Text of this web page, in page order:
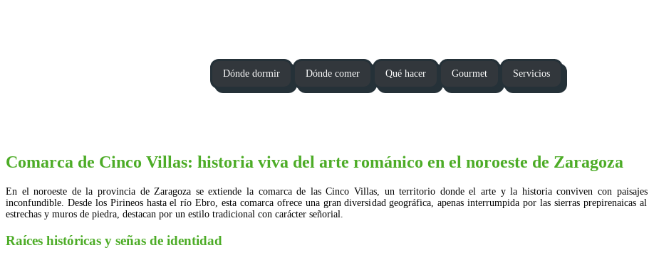
Dónde dormir Dónde comer Qué hacer Gourmet Servicios
Comarca de Cinco Villas: historia viva del arte románico en el noroeste de Zaragoza
En el noroeste de la provincia de Zaragoza se extiende la comarca de las Cinco Villas, un territorio donde el arte y la historia conviven con
inconfundible. Desde los Pirineos hasta el río Ebro, esta comarca ofrece una gran diversidad geográfica, apenas interrumpida por las sierras prepirenaicas
estrechas y muros de piedra, destacan por un estilo tradicional con carácter señorial.
Raíces históricas y señas de identidad